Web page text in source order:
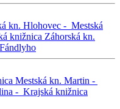
kn. Hlohovec - Mestská
knižnica Záhorská kn.
Mestská kn. Martin -
- Krajská knižnica